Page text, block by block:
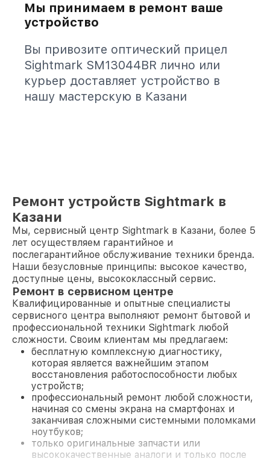
Мы принимаем в ремонт ваше
устройство
Вы привозите оптический прицел
Sightmark SM13044BR лично или
курьер доставляет устройство в
нашу мастерскую в Казани
Ремонт устройств Sightmark в
Казани
Мы, сервисный центр Sightmark в Казани, более 5
лет осуществляем гарантийное и
послегарантийное обслуживание техники бренда.
Наши безусловные принципы: высокое качество,
доступные цены, высококлассный сервис.
Ремонт в сервисном центре
Квалифицированные и опытные специалисты
сервисного центра выполняют ремонт бытовой и
профессиональной техники Sightmark любой
сложности. Своим клиентам мы предлагаем:
бесплатную комплексную диагностику,
которая является важнейшим этапом
восстановления работоспособности любых
устройств;
профессиональный ремонт любой сложности,
начиная со смены экрана на смартфонах и
заканчивая сложными системными поломками
ноутбуков;
только оригинальные запчасти или
высококачественные аналоги и только после